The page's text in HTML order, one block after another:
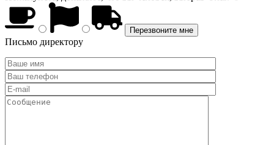
Письмо директору